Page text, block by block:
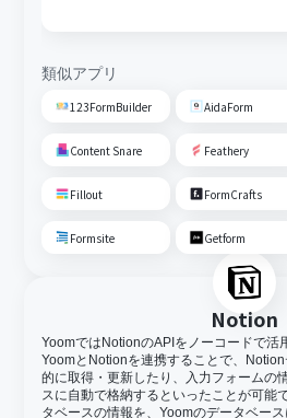
類似アプリ
123FormBuilder AidaForm
Content Snare Feathery
Fillout FormCrafts
Formsite Getform
Notion
YoomではNotionのAPIをノーコードで活
YoomとNotionを連携することで、
的に取得・更新したり、入力フォームの
スに自動で格納するといったことが可能
タベースの情報を、Yoomのデータベー